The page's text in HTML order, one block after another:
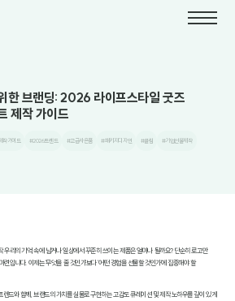
한 브랜딩: 2026 라이프스타일 굿즈
제작 가이드
작가이드 #2026트렌드 #고급사은품 #패키지디자인 #클림 #기업선물제작
우리의 기억 속에 남거나 일상에서 꾸준히 쓰이는 제품은 얼마나 될까요? 단순히 로고만
입니다. 이제는 '무엇을 줄 것인가'보다 '어떤 경험을 선물할 것인가'에 집중해야 할
드와 함께, 브랜드의 가치를 실물로 구현하는 고감도 큐레이션 및 제작 노하우를 깊이 있게